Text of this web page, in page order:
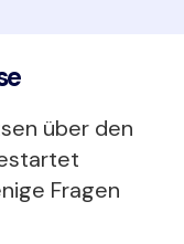
über den
Fragen